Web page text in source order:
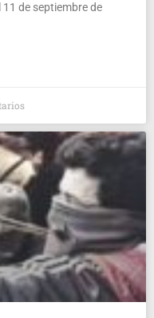
de sep­tiem­bre de